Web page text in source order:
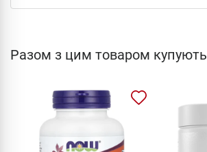
Разом з цим товаром купують